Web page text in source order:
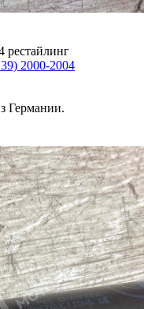
рестайлинг
2000-2004
Германии.